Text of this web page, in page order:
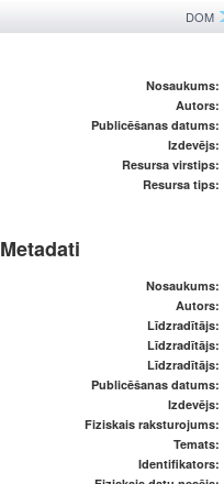
DOM
Nosaukums:
Autors:
Publicēšanas datums:
Izdevējs:
Resursa virstips:
Resursa tips:
Metadati
Nosaukums:
Autors:
Līdzradītājs:
Līdzradītājs:
Līdzradītājs:
Publicēšanas datums:
Izdevējs:
Fiziskais raksturojums:
Temats:
Identifikators: